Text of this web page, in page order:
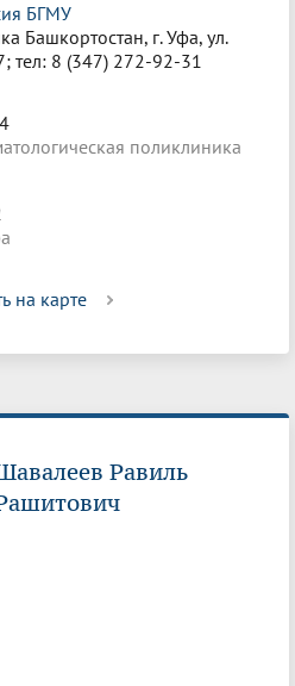
БГМУ
Башкортостан, г. Уфа, ул.
тел: 8 (347) 272-92-31
поликлиника
на карте
Равиль